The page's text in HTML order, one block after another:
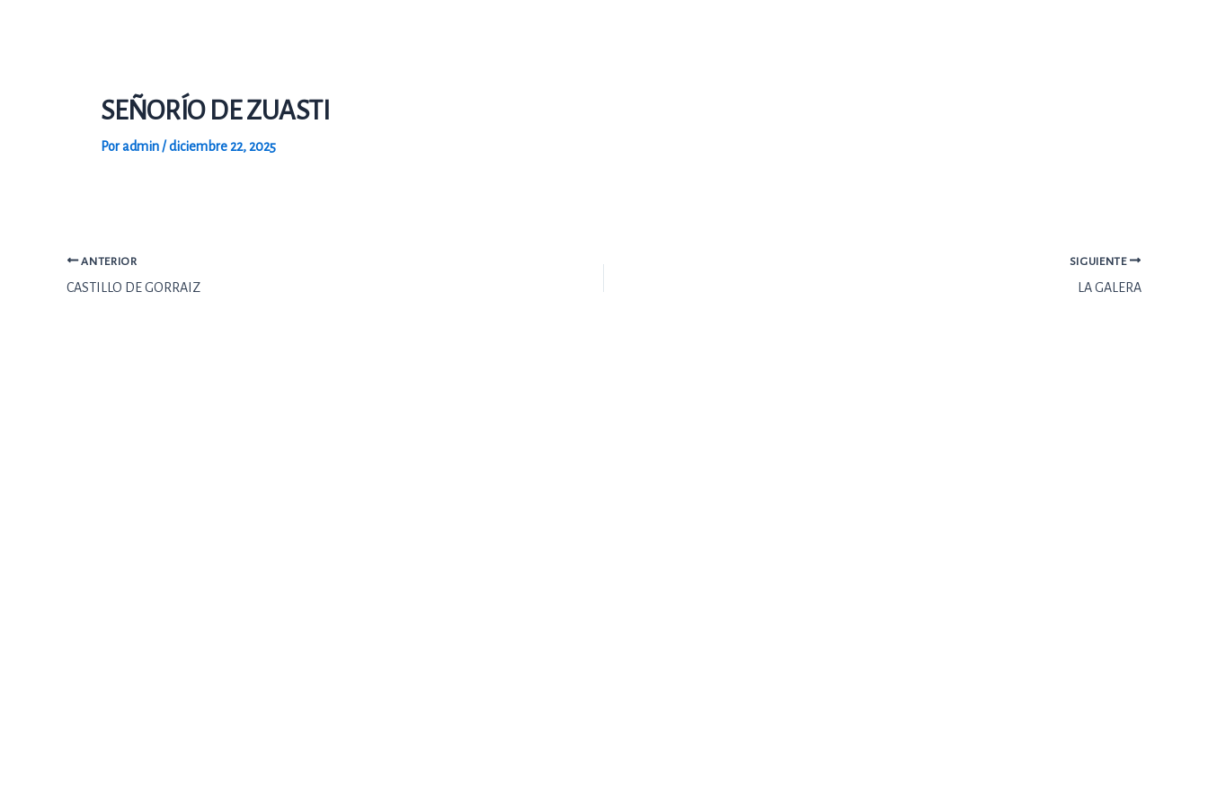
SEÑORÍO DE ZUASTI
Poradmin /diciembre 22, 2025
ANTERIOR
CASTILLO DE GORRAIZ
SIGUIENTE
LA GALERA